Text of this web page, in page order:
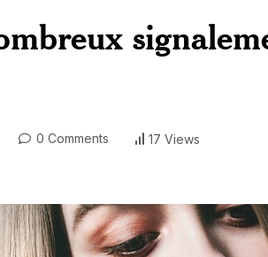
0 Comments 17 Views